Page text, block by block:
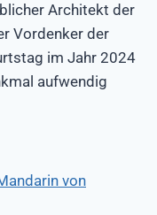
Architekt der
Vordenker der
im Jahr 2024
aufwendig
von